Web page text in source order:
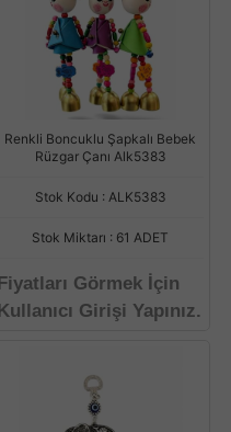
Renkli Boncuklu Şapkalı Bebek
Rüzgar Çanı Alk5383
Stok Kodu : ALK5383
Stok Miktarı : 61 ADET
Fiyatları Görmek İçin
Kullanıcı Girişi Yapınız.